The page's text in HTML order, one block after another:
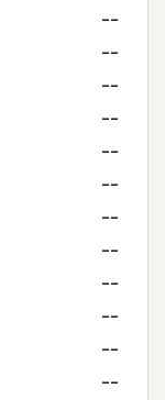
--
--
--
--
--
--
--
--
--
--
--
--